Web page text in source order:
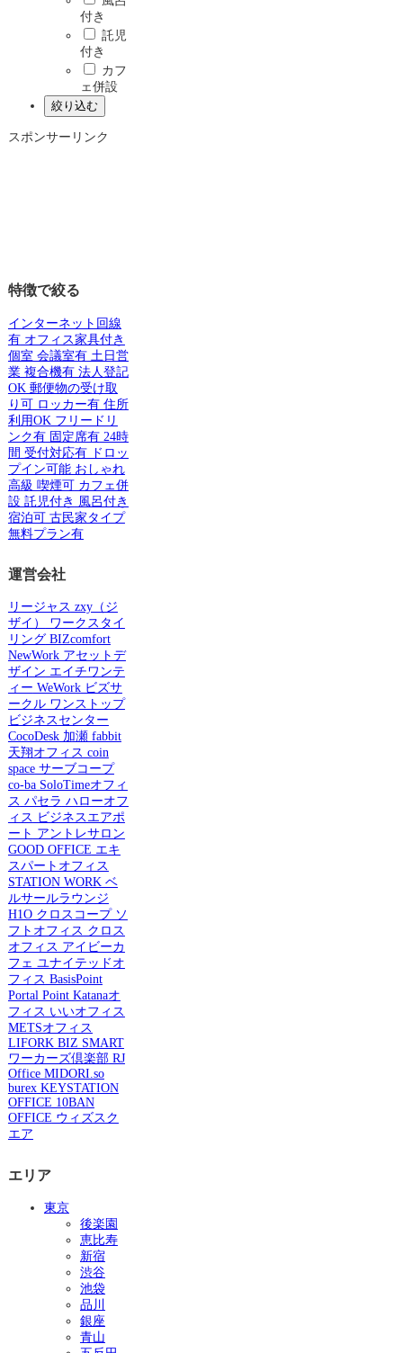
付き
託児
付き
カフ
ェ併設
スポンサーリンク
特徴で絞る
インターネット回線
有オフィス家具付き
個室 会議室有土日営
業複合機有法人登記
OK郵便物の受け取
り可ロッカー有住所
利用OKフリードリ
ンク有固定席有24時
間 受付対応有ドロッ
プイン可能おしゃれ
高級 喫煙可カフェ併
設 託児付き 風呂付き
宿泊可古民家タイプ
無料プラン有
運営会社
リージャス zxy（ジ
ザイ）
ワークスタイ
リングBIZcomfort
NewWorkアセットデ
ザイン エイチワンテ
ィー WeWorkビズサ
ークルワンストップ
ビジネスセンター
CocoDesk加瀬 fabbit
天翔オフィス coin
spaceサーブコープ
co-baSoloTimeオフィ
ス パセラ ハローオフ
ィス ビジネスエアポ
ート アントレサロン
GOOD OFFICE エキ
スパートオフィス
STATION WORKベ
ルサールラウンジ
H1Oクロスコープソ
フトオフィス クロス
オフィス アイビーカ
フェ ユナイテッドオ
フィス BasisPoint
Portal PointKatanaオ
フィス いいオフィス
METSオフィス
LIFORKBIZ SMART
ワーカーズ倶楽部RJ
OfficeMIDORI.so
burexKEYSTATION
OFFICE 10BAN
OFFICE ウィズスク
エア
エリア
東京
後楽園
恵比寿
新宿
渋谷
池袋
品川
銀座
青山